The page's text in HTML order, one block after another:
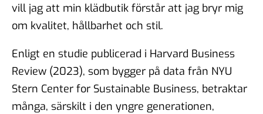
vill jag att min klädbutik förstår att jag bryr mig
om kvalitet, hållbarhet och stil.
Enligt en studie publicerad i Harvard Business
Review (2023), som bygger på data från NYU
Stern Center for Sustainable Business, betraktar
många, särskilt i den yngre generationen,